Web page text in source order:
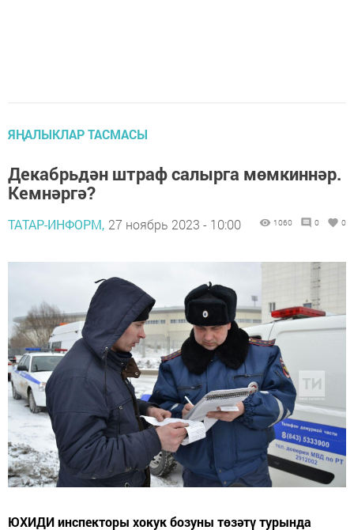
ЯҢАЛЫКЛАР ТАСМАСЫ
Декабрьдән штраф салырга мөмкиннәр.
Кемнәргә?
ТАТАР-ИНФОРМ, 27 ноябрь 2023 - 10:00 1060 0 0
ЮХИДИ инспекторы хокук бозуны төзәтү турында